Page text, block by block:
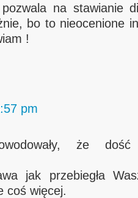
na stawianie
bo to nieocenione
!
pm
że
jak przebiegła
coś więcej.